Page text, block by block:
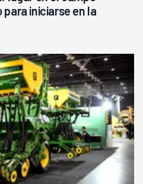
iniciarse en la